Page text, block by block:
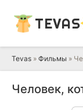
TEVAS
Tevas » Фильмы »
Человек,